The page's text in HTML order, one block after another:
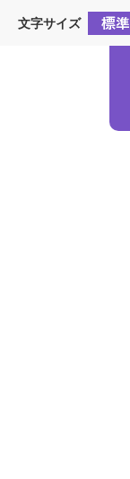
文字サイズ